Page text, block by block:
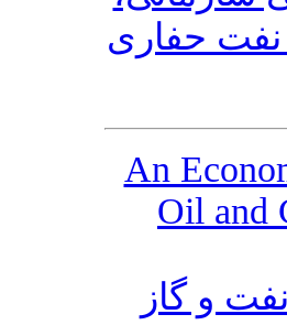
حفاری
An
Oil and
و گاز